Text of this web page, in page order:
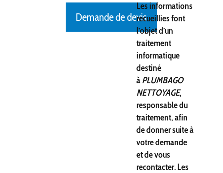
Demande de devis
Les informations
recueillies font
l’objet d’un
traitement
informatique
destiné
àPLUMBAGO
NETTOYAGE,
responsable du
traitement, afin
de donner suite à
votre demande
et de vous
recontacter. Les